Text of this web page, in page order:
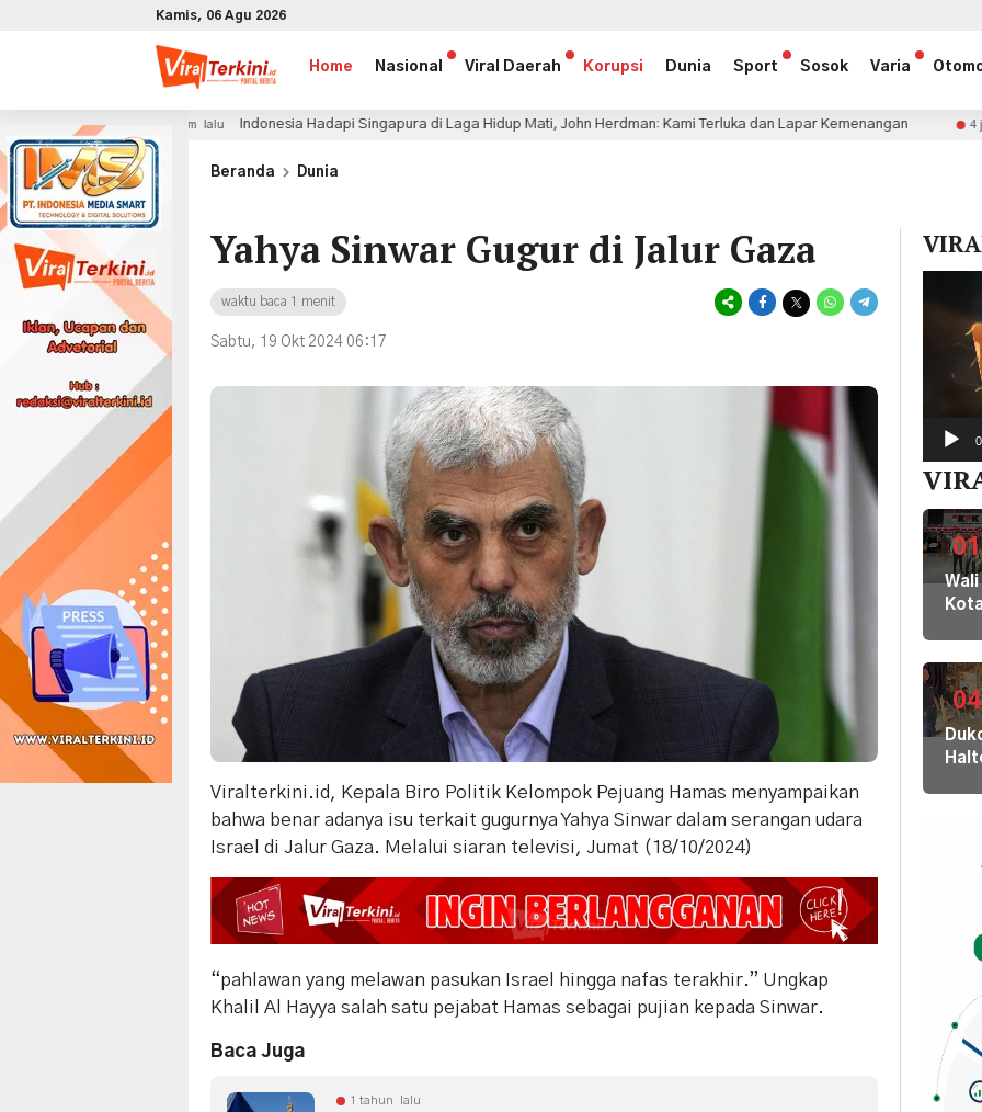
Kamis, 06 Agu 2026
Home Nasional Viral Daerah Korupsi Dunia Sport Sosok Varia
4 jam lalu Indonesia Hadapi Singapura di Laga Hidup Mati, John Herdman: Kami Terluka dan Lapar Kemenangan 4 jam lalu Persija
Beranda Dunia
Yahya Sinwar Gugur di Jalur Gaza
waktu baca 1 menit
Sabtu, 19 Okt 2024 06:17
Viralterkini.id, Kepala Biro Politik Kelompok Pejuang Hamas menyampaikan
bahwa benar adanya isu terkait gugurnya Yahya Sinwar dalam serangan udara
Israel di Jalur Gaza. Melalui siaran televisi, Jumat (18/10/2024)
“pahlawan yang melawan pasukan Israel hingga nafas terakhir.” Ungkap
Khalil Al Hayya salah satu pejabat Hamas sebagai pujian kepada Sinwar.
Baca Juga
1 tahun lalu
01
Wali
Kota
ke
04